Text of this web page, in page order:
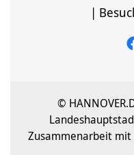
|
©
Zusammenarbeit